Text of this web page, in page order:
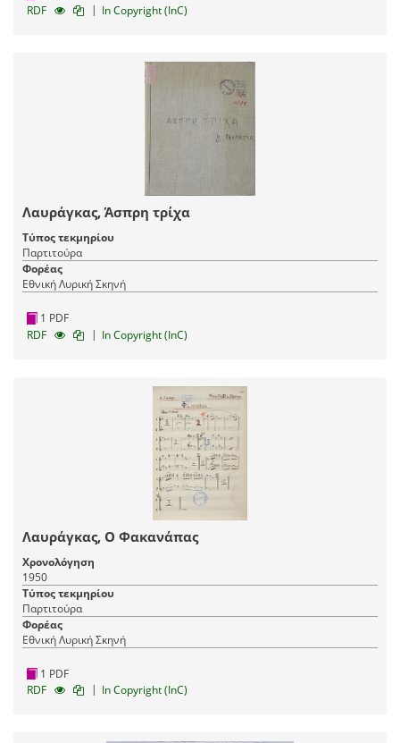
RDF
| In Copyright (InC)
Λαυράγκας, Άσπρη τρίχα
Τύπος τεκμηρίου
Παρτιτούρα
Φορέας
Εθνική Λυρική Σκηνή
1 PDF
RDF
| In Copyright (InC)
Λαυράγκας, Ο Φακανάπας
Χρονολόγηση
1950
Τύπος τεκμηρίου
Παρτιτούρα
Φορέας
Εθνική Λυρική Σκηνή
1 PDF
RDF
| In Copyright (InC)